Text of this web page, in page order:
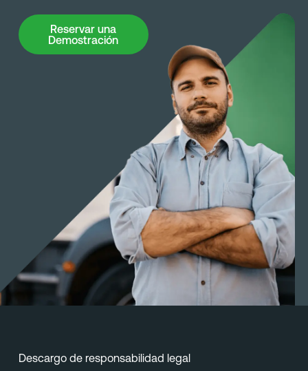
Reservar una
Demostración
Reservar una Demostración
Descargo de responsabilidad legal